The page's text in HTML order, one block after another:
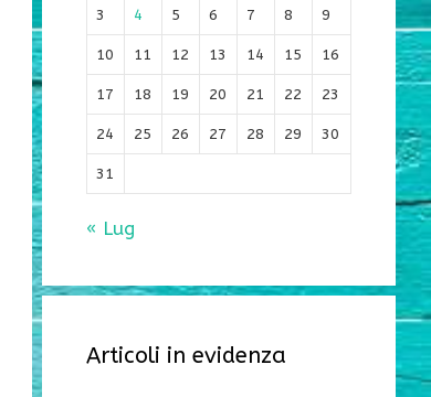
3 4 5 6 7 8 9
10 11 12 13 14 15 16
17 18 19 20 21 22 23
24 25 26 27 28 29 30
31
« Lug
Articoli in evidenza